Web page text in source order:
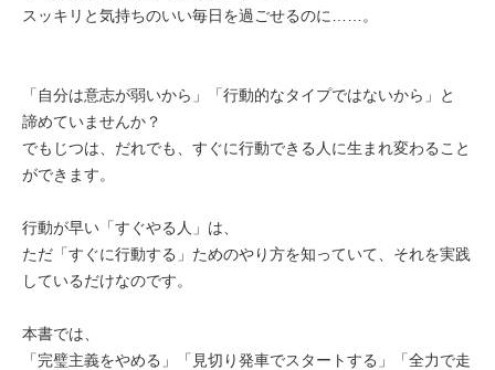
スッキリと気持ちのいい毎日を過ごせるのに……。
「自分は意志が弱いから」「行動的なタイプではないから」と
諦めていませんか？
でもじつは、だれでも、すぐに行動できる人に生まれ変わること
ができます。
行動が早い「すぐやる人」は、
ただ「すぐに行動する」ためのやり方を知っていて、それを実践
しているだけなのです。
本書では、
「完璧主義をやめる」「見切り発車でスタートする」「全力で走